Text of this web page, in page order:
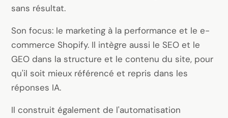
Ultra-rapide avec Astro
Audits
SEO
GEO
Ads
sans résultat.
Son focus: le marketing à la performance et le e-
commerce Shopify. Il intègre aussi le SEO et le
GEO dans la structure et le contenu du site, pour
qu'il soit mieux référencé et repris dans les
réponses IA.
Il construit également de l'automatisation